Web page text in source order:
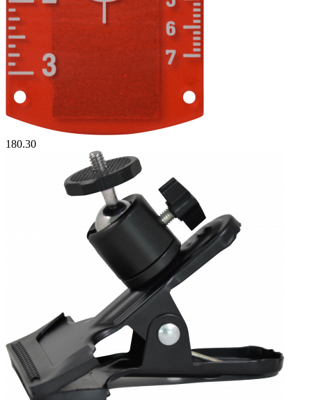
180.30